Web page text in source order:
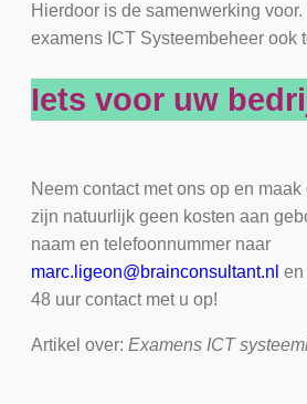
Hierdoor is de samenwerking
examens ICT Systeembeheer ook
Iets voor uw
Neem contact met ons op en
zijn natuurlijk geen kosten aan
naam en telefoonnummer naar
marc.ligeon@brainconsultant.nl en
48 uur contact met u op!
Artikel over: Examens ICT